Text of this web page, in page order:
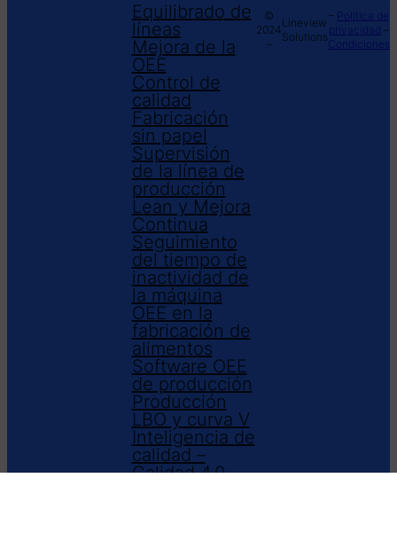
Equilibrado de
líneas
Mejora de la
OEE
Control de
calidad
Fabricación
sin papel
Supervisión
de la línea de
producción
Lean y Mejora
Continua
Seguimiento
del tiempo de
inactividad de
la máquina
OEE en la
fabricación de
alimentos
Software OEE
de producción
Producción
LBO y curva V
Inteligencia de
calidad –
Calidad 4.0
©
2024
–
Lineview
Solutions
– Política de
privacidad –
Condiciones